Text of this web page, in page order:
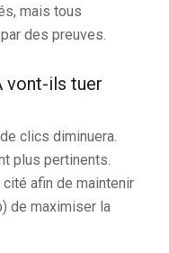
mais tous
des preuves.
vont-ils tuer
clics diminuera.
plus pertinents.
afin de maintenir
de maximiser la